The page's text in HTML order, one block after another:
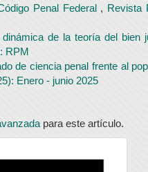
Penal Federal , Revista
de la teoría del bien
RPM
de ciencia penal frente al
Enero - junio 2025
para este artículo.